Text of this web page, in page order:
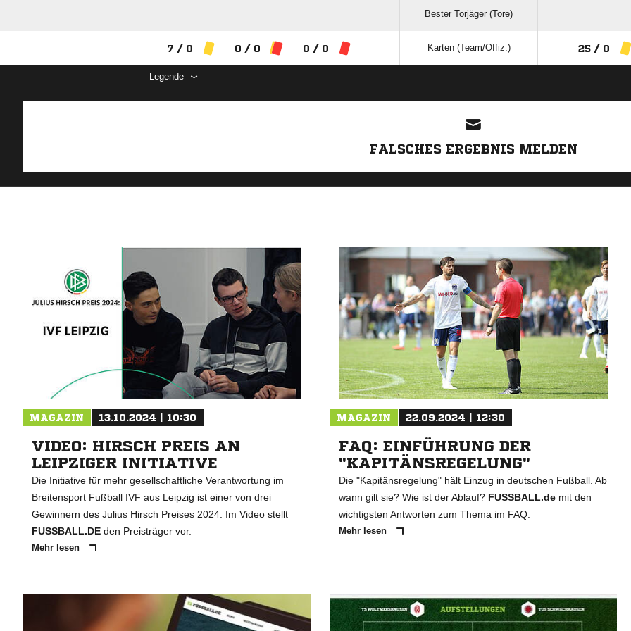
Bester Torjäger (Tore)
7 / 0 0 / 0 0 / 0 Karten (Team/Offiz.) 25 / 0
Legende
FALSCHES ERGEBNIS MELDEN
MAGAZIN 13.10.2024 | 10:30
VIDEO: HIRSCH PREIS AN
LEIPZIGER INITIATIVE
Die Initiative für mehr gesellschaftliche Verantwortung im
Breitensport Fußball IVF aus Leipzig ist einer von drei
Gewinnern des Julius Hirsch Preises 2024. Im Video stellt
FUSSBALL.DE den Preisträger vor.
Mehr lesen
MAGAZIN 22.09.2024 | 12:30
FAQ: EINFÜHRUNG DER
"KAPITÄNSREGELUNG"
Die "Kapitänsregelung" hält Einzug in deutschen Fußball. Ab
wann gilt sie? Wie ist der Ablauf? FUSSBALL.demit den
wichtigsten Antworten zum Thema im FAQ.
Mehr lesen